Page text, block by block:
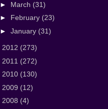
► March (31)
► February (23)
► January (31)
2012 (273)
2011 (272)
2010 (130)
2009 (12)
2008 (4)